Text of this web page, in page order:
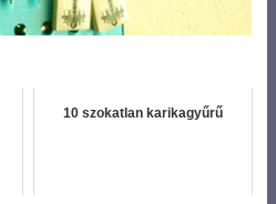
10 szokatlan karikagyűrű